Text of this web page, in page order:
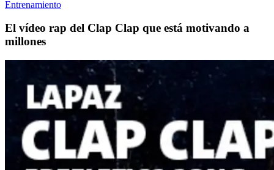
Entrenamiento
El vídeo rap del Clap Clap que está motivando a
millones